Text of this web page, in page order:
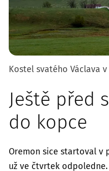
Kostel svatého Václava v
Ještě před
do kopce
Oremon sice startoval v
už ve čtvrtek